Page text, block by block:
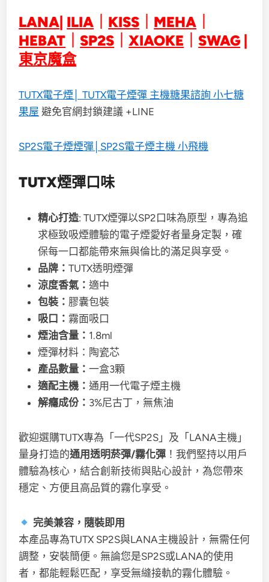
LANA ILIA KISS MEHA
HEBAT ｜SP2S ｜XIAOKE ｜SWAG|
東京魔盒
TUTX電子煙│ TUTX電子煙彈 主機糖果諮詢 小七糖
果屋 避免官網封鎖建議 +LINE
SP2S電子煙煙彈│SP2S電子煙主機 小飛機
TUTX煙彈口味
精心打造: TUTX煙彈以SP2口味為原型，專為追
求極致吸煙體驗的電子煙愛好者量身定製，確
保每一口都能帶來無與倫比的滿足與享受。
品牌：TUTX透明煙彈
涼度香氣：適中
包裝： 膠囊包裝
吸口： 霧面吸口
煙油含量： 1.8ml
煙彈材料：陶瓷芯
產品數量：一盒3顆
適配主機：通用一代電子煙主機
解癮成份： 3%尼古丁，無焦油
歡迎選購TUTX專為「一代SP2S」及「LANA主機」
量身打造的通用透明菸彈/霧化彈 ！我們堅持以用戶
體驗為核心，結合創新技術與貼心設計，為您帶來
穩定、方便且高品質的霧化享受。
完美兼容，隨裝即用
本產品專為TUTX SP2S與LANA主機設計，無需任何
調整，安裝簡便。無論您是SP2S或LANA的使用
者，都能輕鬆匹配，享受無縫接軌的霧化體驗。